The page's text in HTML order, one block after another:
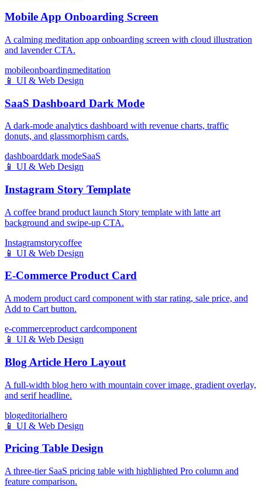
Mobile App Onboarding Screen
A calming meditation app onboarding screen with cloud illustration
and lavender CTA.
mobileonboardingmeditation
📱 UI & Web Design
SaaS Dashboard Dark Mode
A dark-mode analytics dashboard with revenue charts, traffic
donuts, and glassmorphism cards.
dashboarddark modeSaaS
📱 UI & Web Design
Instagram Story Template
A coffee brand product launch Story template with latte art
background and swipe-up CTA.
Instagramstorycoffee
📱 UI & Web Design
E-Commerce Product Card
A modern product card component with star rating, sale price, and
Add to Cart button.
e-commerceproduct cardcomponent
📱 UI & Web Design
Blog Article Hero Layout
A full-width blog hero with mountain cover image, gradient overlay,
and serif headline.
blogeditorialhero
📱 UI & Web Design
Pricing Table Design
A three-tier SaaS pricing table with highlighted Pro column and
feature comparison.